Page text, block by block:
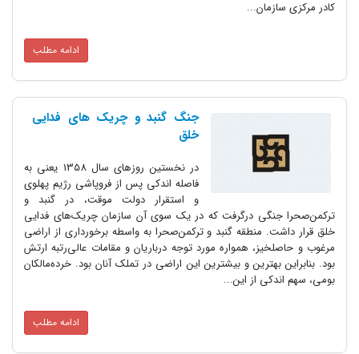
کادر مرکزی سازمان...
ادامه مطلب
جنگ گنبد و چریک های فدایی
خلق
در نخستین روزهای سال 1358 یعنی به
فاصله اندکی پس از فروپاشی رژیم پهلوی
و استقرار دولت موقت، در گنبد و
ترکمن‌صحرا جنگی درگرفت که در یک سوی آن سازمان چریک‌های فدایی
خلق قرار داشت. منطقه گنبد و ترکمن‌صحرا به واسطه برخورداری از اراضی
مرغوب و حاصلخیز، همواره مورد توجه درباریان و مقامات عالی‌رتبه ارتش
بود. بنابراین بهترین و بیشترین این اراضی در تملک آنان بود. خرده‌مالکان
بومی، سهم اندکی از این...
ادامه مطلب